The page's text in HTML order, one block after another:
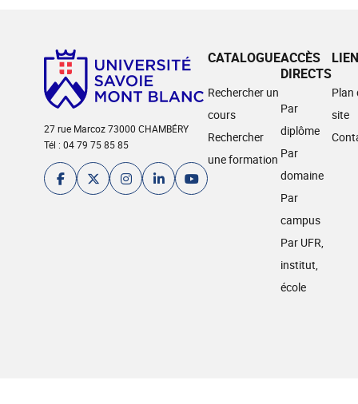
27 rue Marcoz 73000 CHAMBÉRY
Tél : 04 79 75 85 85
CATALOGUE
Rechercher un
cours
Rechercher
une formation
ACCÈS
DIRECTS
Par
diplôme
Par
domaine
Par
campus
Par UFR,
institut,
école
Plan
site